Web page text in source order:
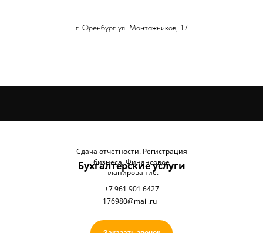
г. Оренбург ул. Монтажников, 17
+7 961 901 6427
Сдача отчетности. Регистрация
бизнеса. Финансовое
планирование.
Бухгалтерские услуги
176980@mail.ru